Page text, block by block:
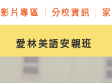
影片專區 分校資訊
金愛幼兒
愛林美語安親班